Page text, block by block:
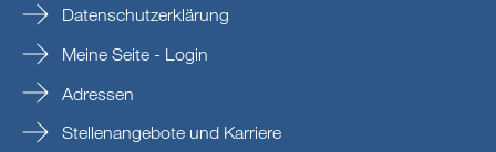
Datenschutzerklärung
Meine Seite - Login
Adressen
Stellenangebote und Karriere